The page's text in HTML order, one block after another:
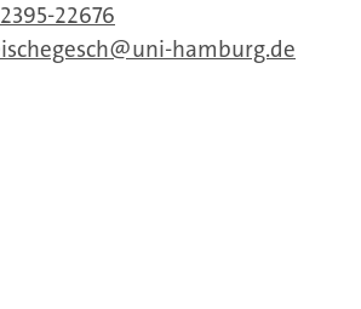
22676
uni-hamburg.de